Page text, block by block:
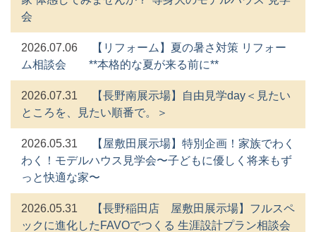
会
2026.07.06
【リフォーム】夏の暑さ対策 リフォー
ム相談会 **本格的な夏が来る前に**
2026.07.31
【長野南展示場】自由見学day＜見たい
ところを、見たい順番で。＞
2026.05.31
【屋敷田展示場】特別企画！家族でわく
わく！モデルハウス見学会〜子どもに優しく将来もず
っと快適な家〜
2026.05.31
【長野稲田店 屋敷田展示場】フルスペ
ックに進化したFAVOでつくる 生涯設計プラン相談会